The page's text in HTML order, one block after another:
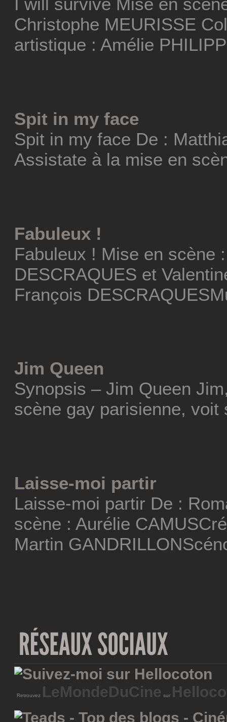
Christophe MEURISSE
artistique : Amélie
Spit in my face
Spit in my face De :
Assistate à la mise en
Fabuleux !
Fabuleux ! Mise en scène
DESCRAQUES et
François
Jim Queen
Synopsis – Jim Queen
scène gay parisienne, voit
Laisse-moi partir
Laisse-moi partir De :
scène : Aurélie
Martin
Retrouvez LeMondeDuCine sur